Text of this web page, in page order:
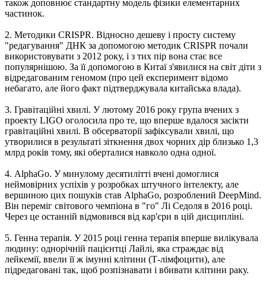
також доповнює стандартну модель фізики елементарних
частинок.
2. Методики CRISPR. Відносно дешеву і просту систему
"редагування" ДНК за допомогою методик CRISPR почали
використовувати з 2012 року, і з тих пір вона стає все
популярнішою. За її допомогою в Китаї з'явилися на світ діти з
відредагованим геномом (про цей експеримент відомо
небагато, але його факт підтверджувала китайська влада).
3. Гравітаційні хвилі. У лютому 2016 року група вчених з
проекту LIGO оголосила про те, що вперше вдалося засікти
гравітаційні хвилі. В обсерваторії зафіксували хвилі, що
утворилися в результаті зіткнення двох чорних дір близько 1,3
млрд років тому, які оберталися навколо одна одної.
4. AlphaGo. У минулому десятилітті вчені домоглися
неймовірних успіхів у розробках штучного інтелекту, але
вершиною цих пошуків став AlphaGo, розроблений DeepMind.
Він переміг світового чемпіона в "го" Лі Седоля в 2016 році.
Через це останній відмовився від кар'єри в цій дисципліні.
5. Генна терапія. У 2015 році генна терапія вперше вилікувала
людину: однорічній пацієнтці Лайлі, яка страждає від
лейкемії, ввели її ж імунні клітини (Т-лімфоцити), але
підредаговані так, щоб розпізнавати і вбивати клітини раку.